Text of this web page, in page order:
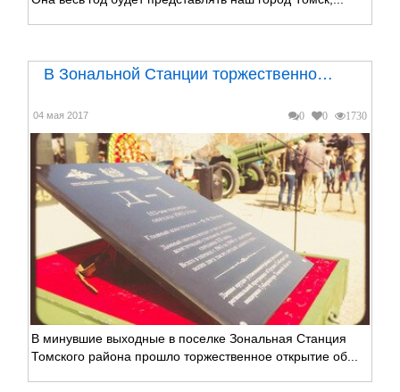
В Зональной Станции торжественно…
0 0 1730
04 мая 2017
В минувшие выходные в поселке Зональная Станция
Томского района прошло торжественное открытие об...